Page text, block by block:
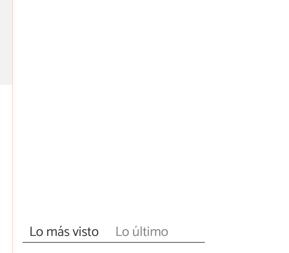
Lo más visto Lo último